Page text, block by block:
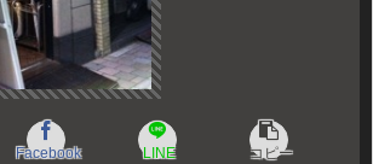
Facebook LINE コピー